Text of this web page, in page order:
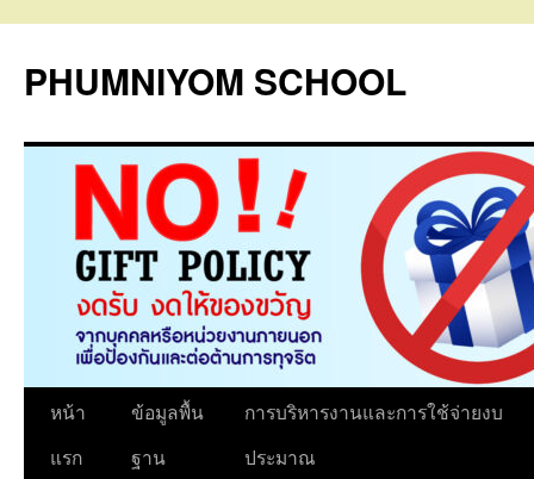
PHUMNIYOM SCHOOL
ข้าม
ไป
หน้า
แรก
ข้อมูลพื้น
ฐาน
การบริหารงานและการใช้จ่ายงบ
ประมาณ